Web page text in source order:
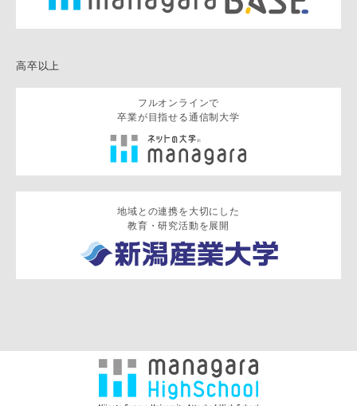
高卒以上
フルオンラインで
卒業が目指せる通信制大学
地域との連携を大切にした
教育・研究活動を展開